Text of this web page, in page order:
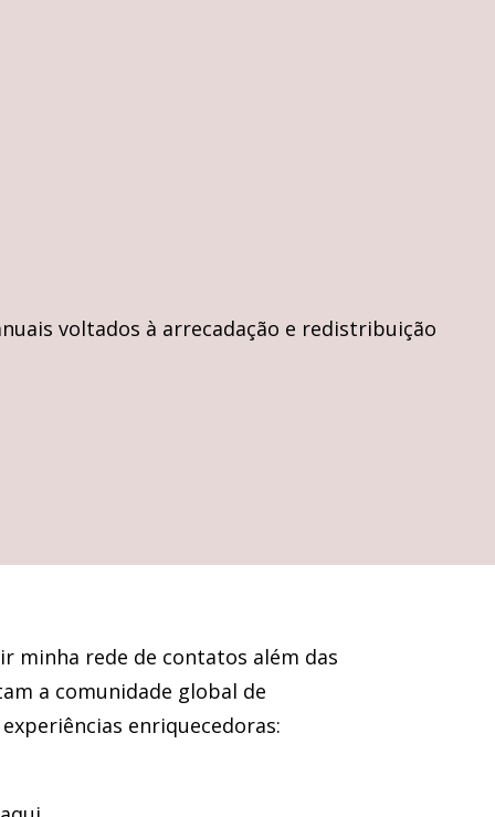
voltados à arrecadação e redistribuição
minha rede de contatos além das
a comunidade global de
enriquecedoras: